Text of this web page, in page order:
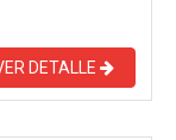
DETALLE